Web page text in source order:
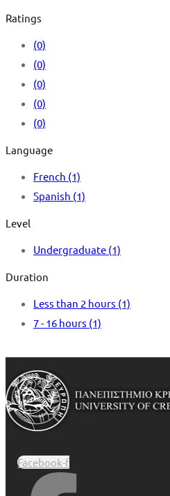
Ratings
(0)
(0)
(0)
(0)
(0)
Language
French (1)
Spanish (1)
Level
Undergraduate (1)
Duration
Less than 2 hours (1)
7 - 16 hours (1)
Facebook-f